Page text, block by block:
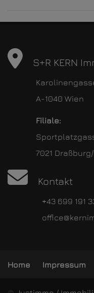
S+R KERN
Karolinengasse
A-1040 Wien
Filiale:
7021 Draßburg/
Kontakt
+43 699 191
Home Impressum